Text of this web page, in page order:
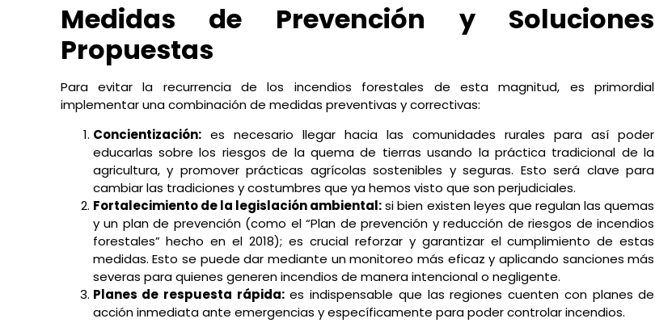
Medidas de Prevención y Soluciones
Propuestas
Para evitar la recurrencia de los incendios forestales de esta magnitud, es primordial
implementar una combinación de medidas preventivas y correctivas:
Concientización:es necesario llegar hacia las comunidades rurales para así poder
educarlas sobre los riesgos de la quema de tierras usando la práctica tradicional de la
agricultura, y promover prácticas agrícolas sostenibles y seguras. Esto será clave para
cambiar las tradiciones y costumbres que ya hemos visto que son perjudiciales.
Fortalecimiento de la legislación ambiental:si bien existen leyes que regulan las quemas
y un plan de prevención (como el “Plan de prevención y reducción de riesgos de incendios
forestales” hecho en el 2018); es crucial reforzar y garantizar el cumplimiento de estas
medidas. Esto se puede dar mediante un monitoreo más eficaz y aplicando sanciones más
severas para quienes generen incendios de manera intencional o negligente.
Planes de respuesta rápida:es indispensable que las regiones cuenten con planes de
acción inmediata ante emergencias y específicamente para poder controlar incendios.